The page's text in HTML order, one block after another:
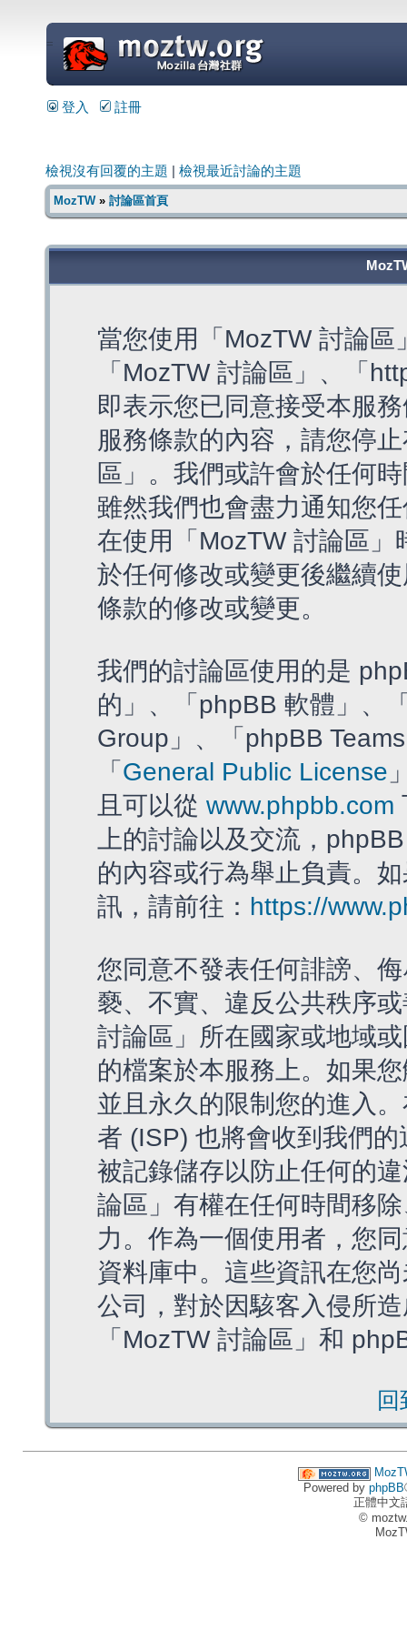
=
登入 註冊
檢視沒有回覆的主題 檢視最近討論的主題
MozTW» 討論區首頁
當您使用「MozTW 討論
「MozTW 討論區」、「
即表示您已同意接受本服
服務條款的內容，請您停
區」。我們或許會於任何
雖然我們也會盡力通知您
在使用「MozTW 討論區
於任何修改或變更後繼續
條款的修改或變更。
我們的討論區使用的是
的」、「phpBB 軟體」、
Group」、「phpBB
「 General Public License
且可以從 www.phpbb.com
上的討論以及交流，
的內容或行為舉止負責。
訊，請前往： https://
您同意不發表任何誹謗、
褻、不實、違反公共秩序
討論區」所在國家或地域
的檔案於本服務上。如果
並且永久的限制您的進入
者 (ISP) 也將會收到我們
被記錄儲存以防止任何的
論區」有權在任何時間移
力。作為一個使用者，您
資料庫中。這些資訊在您
公司，對於因駭客入侵所
「MozTW 討論區」和
Powered by phpBB
正體中文
©